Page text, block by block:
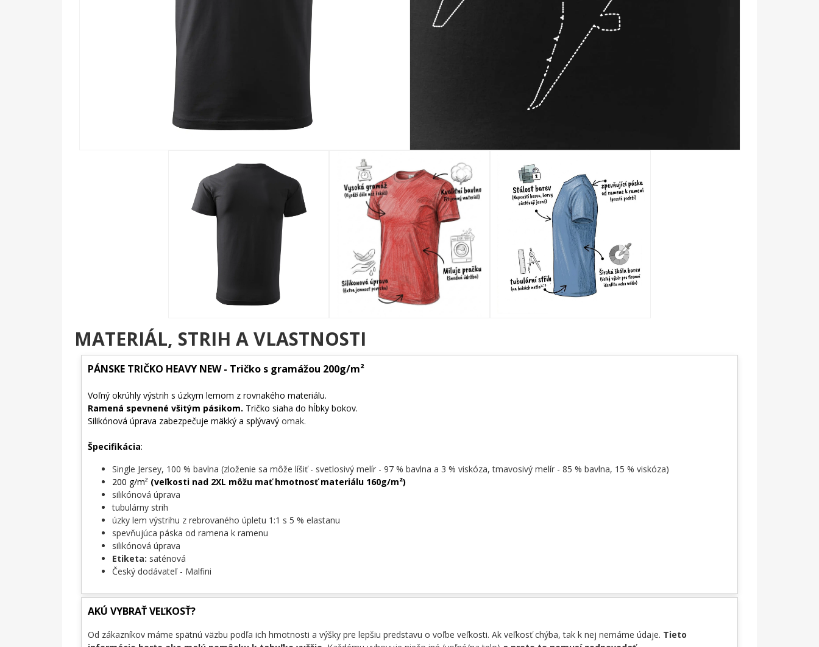
MATERIÁL, STRIH A VLASTNOSTI
PÁNSKE TRIČKO HEAVY NEW - Tričko s gramážou 200g/m²
Voľný okrúhly výstrih s úzkym lemom z rovnakého materiálu.
Ramená spevnené všitým pásikom. Tričko siaha do hĺbky bokov.
Silikónová úprava zabezpečuje mäkký a splývavý omak.
Špecifikácia:
Single Jersey, 100 % bavlna (zloženie sa môže líšiť - svetlosivý melír - 97 % bavlna a 3 % viskóza, tmavosivý melír - 85 % bavlna, 15 % viskóza)
200 g/m² (veľkosti nad 2XL môžu mať hmotnosť materiálu 160g/m²)
silikónová úprava
tubulárny strih
úzky lem výstrihu z rebrovaného úpletu 1:1 s 5 % elastanu
spevňujúca páska od ramena k ramenu
silikónová úprava
Etiketa: saténová
Český dodávateľ - Malfini
AKÚ VYBRAŤ VEĽKOSŤ?
Od zákazníkov máme spätnú väzbu podľa ich hmotnosti a výšky pre lepšiu predstavu o voľbe veľkosti. Ak veľkosť chýba, tak k nej nemáme údaje. Tieto